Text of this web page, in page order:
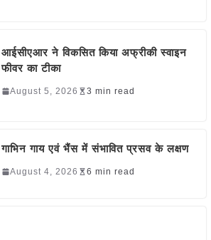
आईसीएआर ने विकसित किया अफ्रीकी स्वाइन
फीवर का टीका
August 5, 2026 3 min read
गाभिन गाय एवं भैंस में संभावित प्रसव के लक्षण
August 4, 2026 6 min read